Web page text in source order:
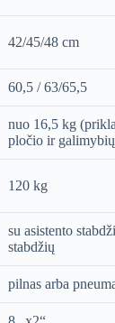
42/45/48 cm
60,5 / 63/65,5
nuo 16,5 kg
pločio ir
120 kg
su asistento
stabdžių
pilnas arba